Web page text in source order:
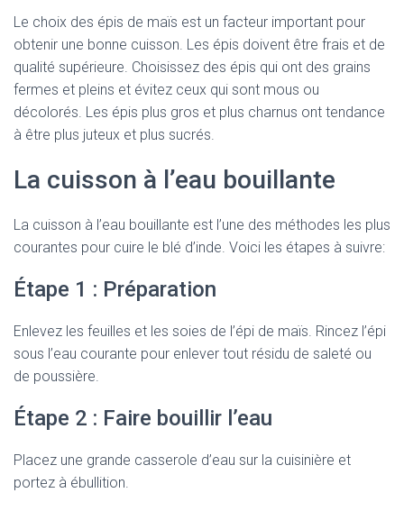
Le choix des épis de maïs est un facteur important pour
obtenir une bonne cuisson. Les épis doivent être frais et de
qualité supérieure. Choisissez des épis qui ont des grains
fermes et pleins et évitez ceux qui sont mous ou
décolorés. Les épis plus gros et plus charnus ont tendance
à être plus juteux et plus sucrés.
La cuisson à l’eau bouillante
La cuisson à l’eau bouillante est l’une des méthodes les plus
courantes pour cuire le blé d’inde. Voici les étapes à suivre:
Étape 1 : Préparation
Enlevez les feuilles et les soies de l’épi de maïs. Rincez l’épi
sous l’eau courante pour enlever tout résidu de saleté ou
de poussière.
Étape 2 : Faire bouillir l’eau
Placez une grande casserole d’eau sur la cuisinière et
portez à ébullition.